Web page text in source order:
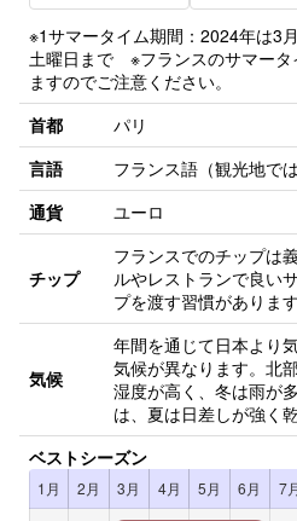
※1サマータイム期間：2024年は3
土曜日まで ※フランスのサマータ
ますのでご注意ください。
首都
パリ
言語
フランス語（観光地で
通貨
ユーロ
チップ
フランスでのチップは
ルやレストランで良い
プを渡す習慣があります
気候
年間を通じて日本より
気候が異なります。北
湿度が高く、冬は雨が
は、夏は日差しが強く
ベストシーズン
1月 2月 3月 4月 5月 6月 7